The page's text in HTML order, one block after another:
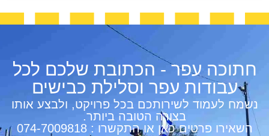
חתוכה עפר - הכתובת שלכם לכל
עבודות עפר וסלילת כבישים
נשמח לעמוד לשירותכם בכל פרויקט, ולבצע אותו
בצורה הטובה ביותר.
השאירו פרטים כאן או התקשרו : 074-7009818